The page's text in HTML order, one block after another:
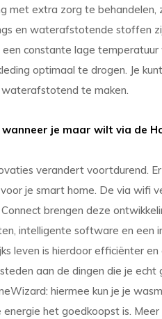
met extra zorg te behandelen,
en waterafstotende stoffen
constante lage temperatuur
optimaal te drogen. Je
te maken.
je maar wilt via de
verandert voortdurend.
je smart home. De via wifi
brengen deze
intelligente software en een
leven is hierdoor efficiënter
aan de dingen die je echt
hiermee kun je je
het goedkoopst is.